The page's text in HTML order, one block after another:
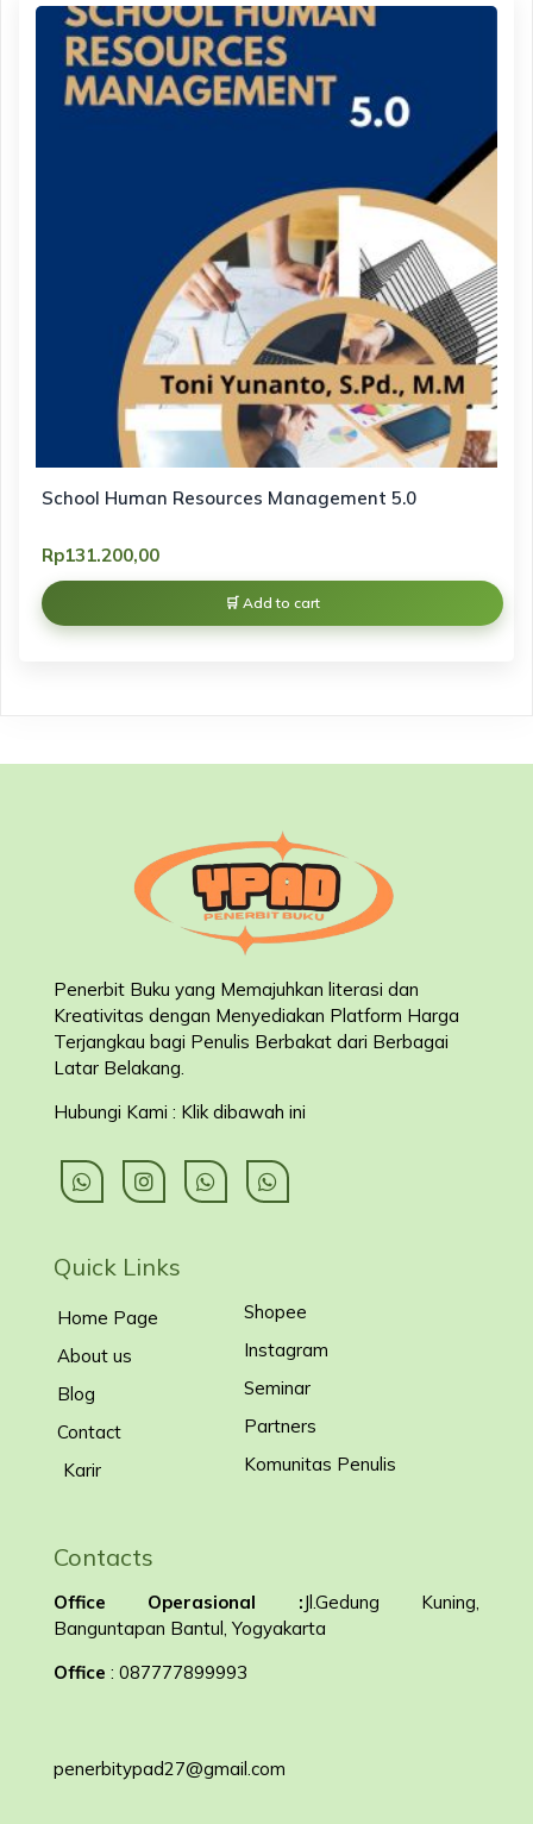
School Human Resources Management 5.0
Rp131.200,00
Add to cart
Penerbit Buku yang Memajuhkan literasi dan
Kreativitas dengan Menyediakan Platform Harga
Terjangkau bagi Penulis Berbakat dari Berbagai
Latar Belakang.
Hubungi Kami : Klik dibawah ini
Quick Links
Home Page
About us
Blog
Contact
Karir
Shopee
Instagram
Seminar
Partners
Komunitas Penulis
Contacts
Office Operasional :Jl.Gedung Kuning,
Banguntapan Bantul, Yogyakarta
Office : 087777899993
penerbitypad27@gmail.com